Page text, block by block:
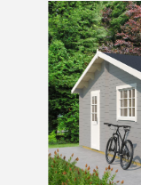
Bildergalerie